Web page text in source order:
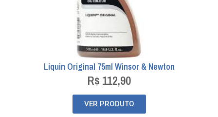
Liquin Original 75ml Winsor & Newton
R$ 112,90
VER PRODUTO